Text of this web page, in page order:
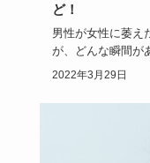
ど！
男性が女性に萎え
が、どんな瞬間が
「男性ってこうい
2022年3月29日